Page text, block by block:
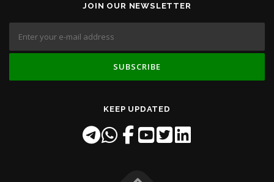
JOIN OUR NEWSLETTER
KEEP UPDATED